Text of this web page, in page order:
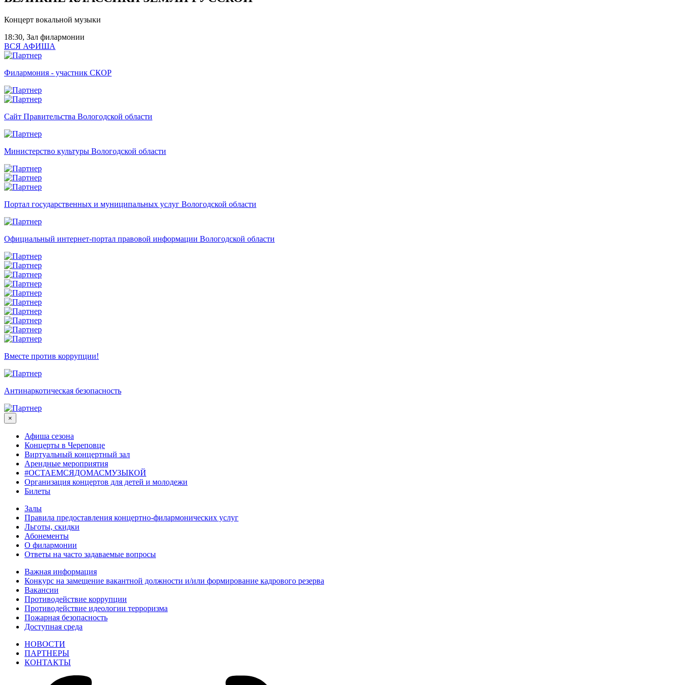
Концерт вокальной музыки
18:30, Зал филармонии
ВСЯ АФИША
Филармония - участник СКОР
Сайт Правительства Вологодской области
Министерство культуры Вологодской области
Портал государственных и муниципальных услуг Вологодской области
Официальный интернет-портал правовой информации Вологодской области
Вместе против коррупции!
Антинаркотическая безопасность
×
Афиша сезона
Концерты в Череповце
Виртуальный концертный зал
Арендные мероприятия
#ОСТАЕМСЯДОМАСМУЗЫКОЙ
Организация концертов для детей и молодежи
Билеты
Залы
Правила предоставления концертно-филармонических услуг
Льготы, скидки
Абонементы
О филармонии
Ответы на часто задаваемые вопросы
Важная информация
Конкурс на замещение вакантной должности и/или формирование кадрового резерва
Вакансии
Противодействие коррупции
Противодействие идеологии терроризма
Пожарная безопасность
Доступная среда
НОВОСТИ
ПАРТНЕРЫ
КОНТАКТЫ